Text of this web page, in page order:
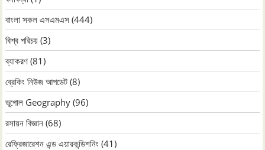
বাংলা সকল এসএমএস (444)
বিশ্ব পরিচয় (3)
ব্যাকরণ (81)
ব্রেকিং নিউজ আপডেট (8)
ভূগোল Geography (96)
রসায়ন বিজ্ঞান (68)
রেফ্রিজারেশন এন্ড এয়ারকন্ডিশনিং (41)